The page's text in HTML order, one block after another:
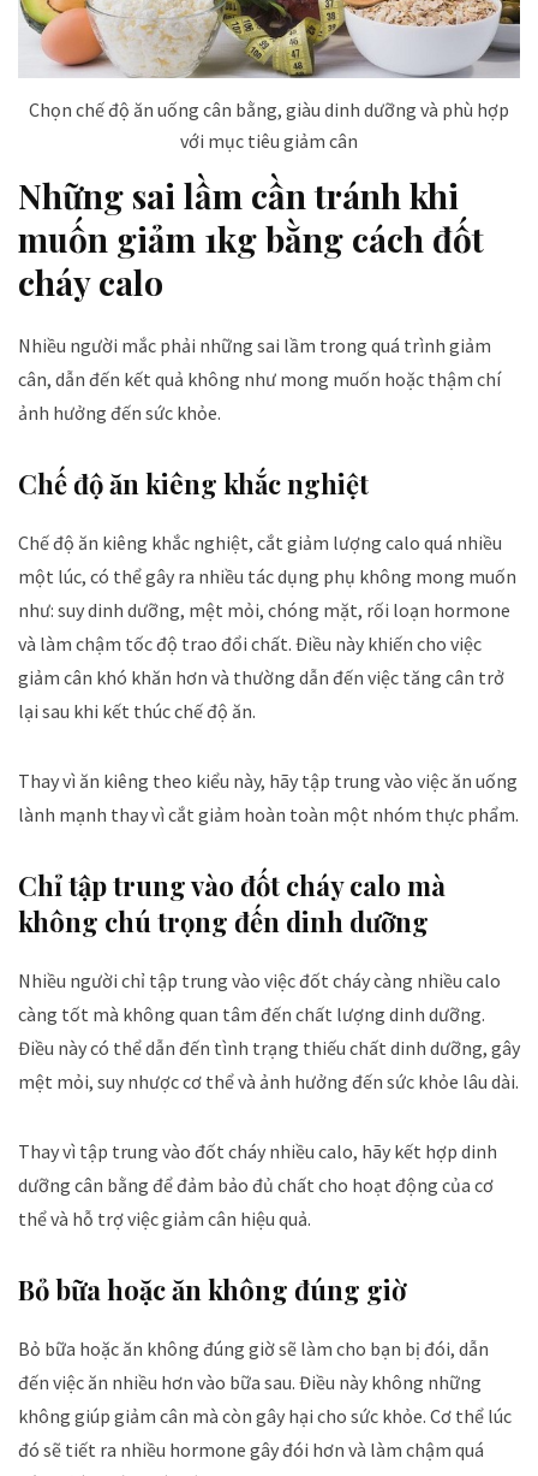
Chọn chế độ ăn uống cân bằng, giàu dinh dưỡng và phù hợp
với mục tiêu giảm cân
Những sai lầm cần tránh khi
muốn giảm 1kg bằng cách đốt
cháy calo
Nhiều người mắc phải những sai lầm trong quá trình giảm
cân, dẫn đến kết quả không như mong muốn hoặc thậm chí
ảnh hưởng đến sức khỏe.
Chế độ ăn kiêng khắc nghiệt
Chế độ ăn kiêng khắc nghiệt, cắt giảm lượng calo quá nhiều
một lúc, có thể gây ra nhiều tác dụng phụ không mong muốn
như: suy dinh dưỡng, mệt mỏi, chóng mặt, rối loạn hormone
và làm chậm tốc độ trao đổi chất. Điều này khiến cho việc
giảm cân khó khăn hơn và thường dẫn đến việc tăng cân trở
lại sau khi kết thúc chế độ ăn.
Thay vì ăn kiêng theo kiểu này, hãy tập trung vào việc ăn uống
lành mạnh thay vì cắt giảm hoàn toàn một nhóm thực phẩm.
Chỉ tập trung vào đốt cháy calo mà
không chú trọng đến dinh dưỡng
Nhiều người chỉ tập trung vào việc đốt cháy càng nhiều calo
càng tốt mà không quan tâm đến chất lượng dinh dưỡng.
Điều này có thể dẫn đến tình trạng thiếu chất dinh dưỡng, gây
mệt mỏi, suy nhược cơ thể và ảnh hưởng đến sức khỏe lâu dài.
Thay vì tập trung vào đốt cháy nhiều calo, hãy kết hợp dinh
dưỡng cân bằng để đảm bảo đủ chất cho hoạt động của cơ
thể và hỗ trợ việc giảm cân hiệu quả.
Bỏ bữa hoặc ăn không đúng giờ
Bỏ bữa hoặc ăn không đúng giờ sẽ làm cho bạn bị đói, dẫn
đến việc ăn nhiều hơn vào bữa sau. Điều này không những
không giúp giảm cân mà còn gây hại cho sức khỏe. Cơ thể lúc
đó sẽ tiết ra nhiều hormone gây đói hơn và làm chậm quá